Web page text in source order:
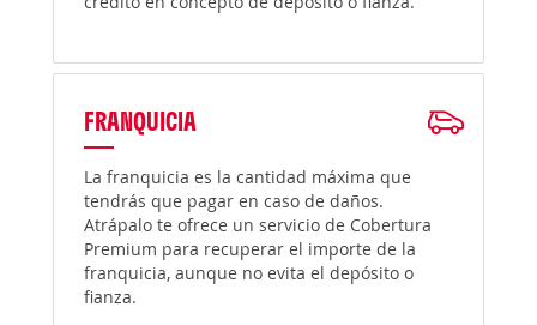
FRANQUICIA
La franquicia es la cantidad máxima que
tendrás que pagar en caso de daños.
Atrápalo te ofrece un servicio de Cobertura
Premium para recuperar el importe de la
franquicia, aunque no evita el depósito o
fianza.